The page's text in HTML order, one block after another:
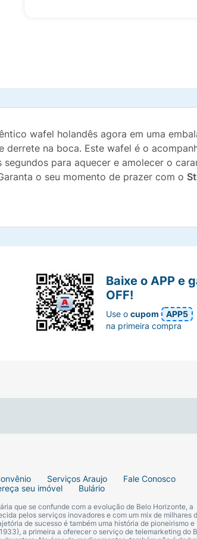
wafel holandês agora em uma
derrete na boca. Este wafel é o
para aquecer e amolecer o
o seu momento de prazer com o
Serviços Araujo
Fale Conosco
seu imóvel Bulário
que se confunde com a evolução de Belo Horizonte, a
pelos serviços inovadores e com um mix de milhares
de sucesso é também uma história de pioneirismo e
a primeira a oferecer o serviço de telemarketing do
Baixe o APP e
OFF!
Use ocupom
APP5
na primeira compra